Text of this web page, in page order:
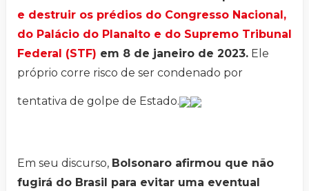
e destruir os prédios do Congresso Nacional,
do Palácio do Planalto e do Supremo Tribunal
Federal (STF) em 8 de janeiro de 2023. Ele
próprio corre risco de ser condenado por
tentativa de golpe de Estado.
Em seu discurso, Bolsonaro afirmou que não
fugirá do Brasil para evitar uma eventual